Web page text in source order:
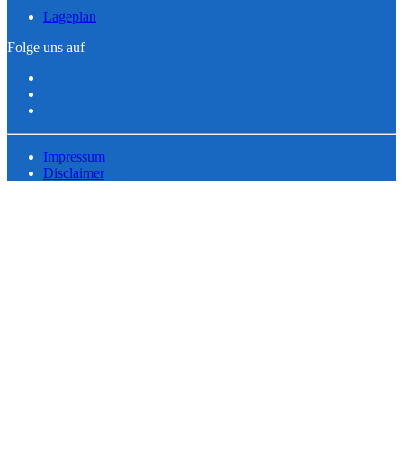
Lageplan
Folge uns auf
Impressum
Disclaimer